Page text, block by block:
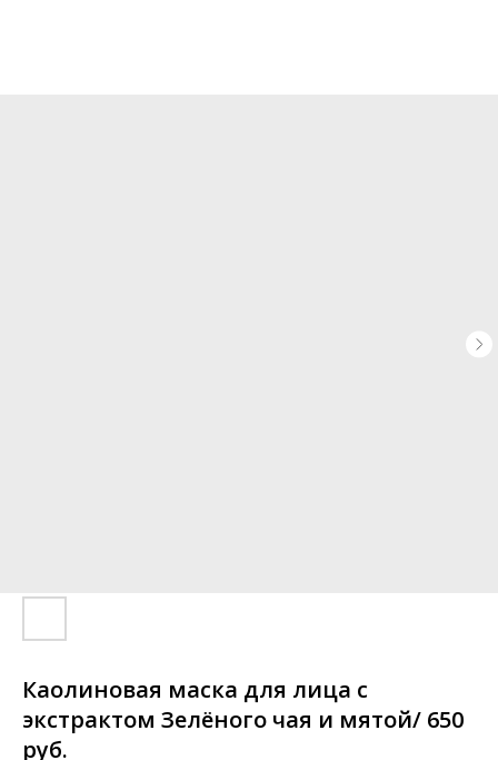
Каолиновая маска для лица с
экстрактом Зелёного чая и мятой/ 650
руб.